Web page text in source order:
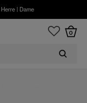
Herre| Dame
0